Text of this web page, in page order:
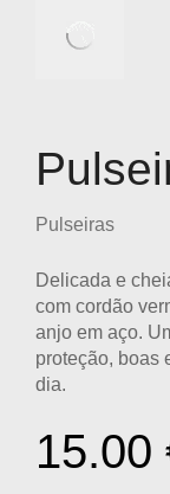
Pulseiras
Delicada e
com cordão
anjo em aço.
proteção, boas
dia.
15.00